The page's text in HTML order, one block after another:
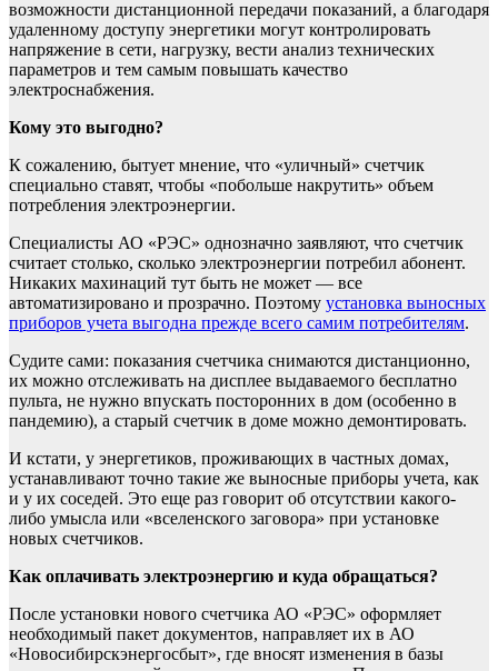
возможности дистанционной передачи показаний, а благодаря
удаленному доступу энергетики могут контролировать
напряжение в сети, нагрузку, вести анализ технических
параметров и тем самым повышать качество
электроснабжения.
Кому это выгодно?
К сожалению, бытует мнение, что «уличный» счетчик
специально ставят, чтобы «побольше накрутить» объем
потребления электроэнергии.
Специалисты АО «РЭС» однозначно заявляют, что счетчик
считает столько, сколько электроэнергии потребил абонент.
Никаких махинаций тут быть не может — все
автоматизировано и прозрачно. Поэтому установка выносных
приборов учета выгодна прежде всего самим потребителям.
Судите сами: показания счетчика снимаются дистанционно,
их можно отслеживать на дисплее выдаваемого бесплатно
пульта, не нужно впускать посторонних в дом (особенно в
пандемию), а старый счетчик в доме можно демонтировать.
И кстати, у энергетиков, проживающих в частных домах,
устанавливают точно такие же выносные приборы учета, как
и у их соседей. Это еще раз говорит об отсутствии какого-
либо умысла или «вселенского заговора» при установке
новых счетчиков.
Как оплачивать электроэнергию и куда обращаться?
После установки нового счетчика АО «РЭС» оформляет
необходимый пакет документов, направляет их в АО
«Новосибирскэнергосбыт», где вносят изменения в базы